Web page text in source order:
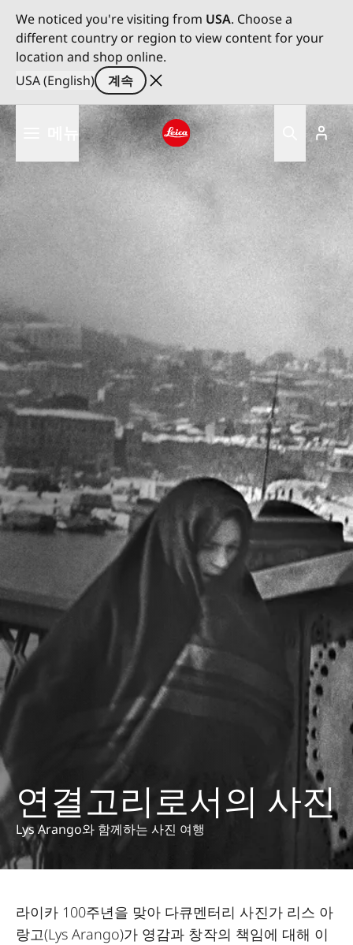
We noticed you're visiting from USA. Choose a
different country or region to view content for your
location and shop online.
USA (English)
계속
주
요
콘
텐
츠
로
건
Leica logo - Home
연결고리로서의 사진
Lys Arango와 함께하는 사진 여행
라이카 100주년을 맞아 다큐멘터리 사진가 리스 아
랑고(Lys Arango)가 영감과 창작의 책임에 대해 이